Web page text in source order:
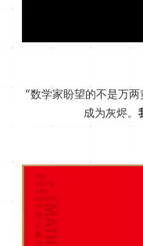
“数学家盼望的不是万
成为灰烬。